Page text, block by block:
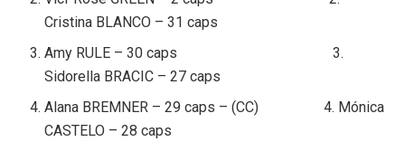
Cristina BLANCO – 31 caps
Amy RULE – 30 caps 3.
Sidorella BRACIC – 27 caps
Alana BREMNER – 29 caps – (CC) 4. Mónica
CASTELO – 28 caps